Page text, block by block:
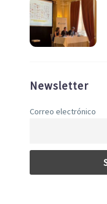
Newsletter
Correo electrónico